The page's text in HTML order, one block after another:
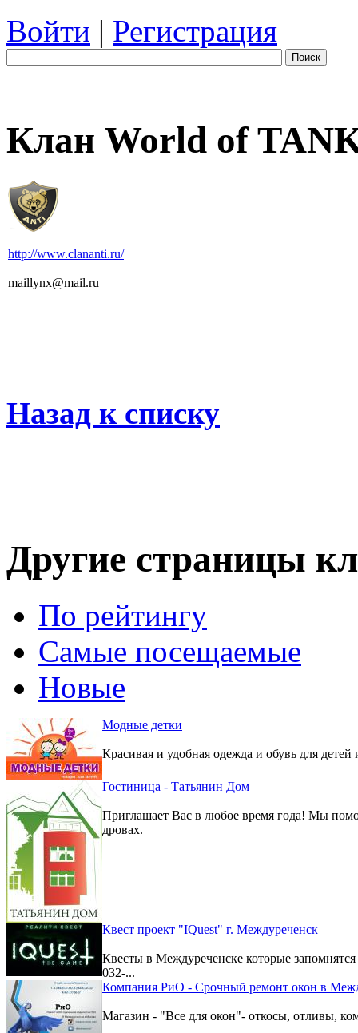
Войти | Регистрация
Поиск
Клан World of
http://www.clananti.ru/
maillynx@mail.ru
Назад к списку
Другие страницы
По рейтингу
Самые посещаемые
Новые
Модные детки
Красивая и удобная одежда и обувь для детей
Гостиница - Татьянин Дом
Приглашает Вас в любое время года! Мы
дровах.
Квест проект "IQuest" г. Междуреченск
Квесты в Междуреченске которые
032-...
Компания РиО - Срочный ремонт окон в
Магазин - "Все для окон"- откосы, отливы,